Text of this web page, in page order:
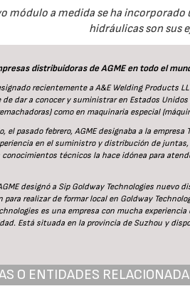
módulo a medida se ha
hidráulicas son sus
distribuidoras de AGME en todo el
recientemente a A&E Welding Products
de dar a conocer y suministrar en Estados
como en maquinaria especial
el pasado febrero, AGME designaba a la
en el suministro y distribución de
técnicos la hace idónea para
designó a Sip Goldway Technologies nuevo
para realizar de formar local en Goldway
es una empresa con mucha
Está situada en la provincia de Suzhou y
O ENTIDADES